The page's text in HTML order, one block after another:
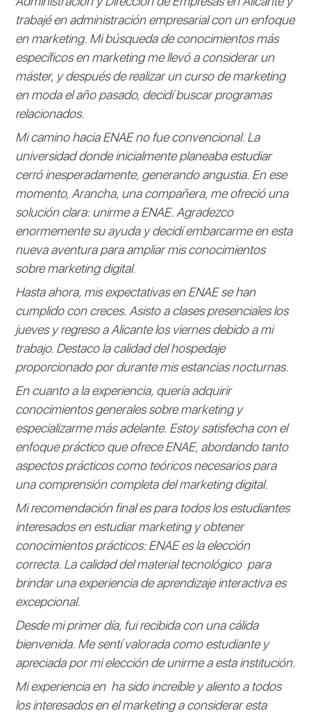
trabajé en administración empresarial con un enfoque
en marketing. Mi búsqueda de conocimientos más
específicos en marketing me llevó a considerar un
máster, y después de realizar un curso de marketing
en moda el año pasado, decidí buscar programas
relacionados.
Mi camino hacia ENAE no fue convencional. La
universidad donde inicialmente planeaba estudiar
cerró inesperadamente, generando angustia. En ese
momento, Arancha, una compañera, me ofreció una
solución clara: unirme a ENAE. Agradezco
enormemente su ayuda y decidí embarcarme en esta
nueva aventura para ampliar mis conocimientos
sobre marketing digital.
Hasta ahora, mis expectativas en ENAE se han
cumplido con creces. Asisto a clases presenciales los
jueves y regreso a Alicante los viernes debido a mi
trabajo. Destaco la calidad del hospedaje
proporcionado por durante mis estancias nocturnas.
En cuanto a la experiencia, quería adquirir
conocimientos generales sobre marketing y
especializarme más adelante. Estoy satisfecha con el
enfoque práctico que ofrece ENAE, abordando tanto
aspectos prácticos como teóricos necesarios para
una comprensión completa del marketing digital.
Mi recomendación final es para todos los estudiantes
interesados en estudiar marketing y obtener
conocimientos prácticos: ENAE es la elección
correcta. La calidad del material tecnológico para
brindar una experiencia de aprendizaje interactiva es
excepcional.
Desde mi primer día, fui recibida con una cálida
bienvenida. Me sentí valorada como estudiante y
apreciada por mi elección de unirme a esta institución.
Mi experiencia en ha sido increíble y aliento a todos
los interesados en el marketing a considerar esta